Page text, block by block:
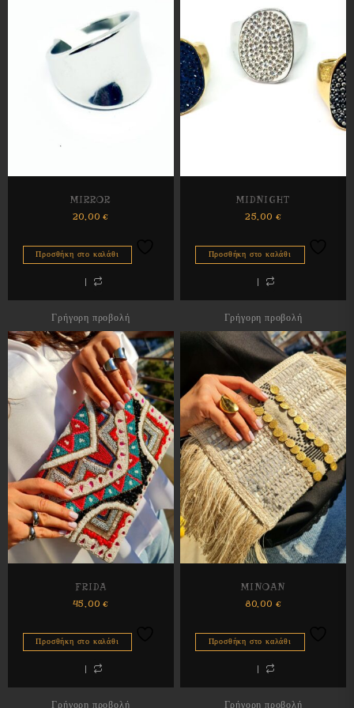
MIRROR
20,00€
Προσθήκη στο καλάθι
Γρήγορη προβολή
MIDNIGHT
25,00 €
Προσθήκη στο καλάθι
Γρήγορη προβολή
FRIDA
45,00€
Προσθήκη στο καλάθι
Γρήγορη προβολή
MINOAN
80,00 €
Προσθήκη στο καλάθι
Γρήγορη προβολή